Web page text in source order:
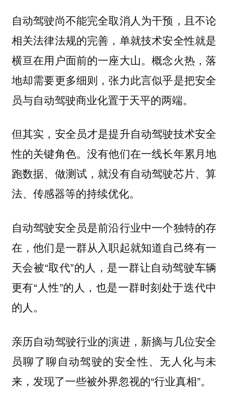
自动驾驶尚不能完全取消人为干预，且不论
相关法律法规的完善，单就技术安全性就是
横亘在用户面前的一座大山。概念火热，落
地却需要更多细则，张力此言似乎是把安全
员与自动驾驶商业化置于天平的两端。
但其实，安全员才是提升自动驾驶技术安全
性的关键角色。没有他们在一线长年累月地
跑数据、做测试，就没有自动驾驶芯片、算
法、传感器等的持续优化。
自动驾驶安全员是前沿行业中一个独特的存
在，他们是一群从入职起就知道自己终有一
天会被“取代”的人，是一群让自动驾驶车辆
更有“人性”的人，也是一群时刻处于迭代中
的人。
亲历自动驾驶行业的演进，新摘与几位安全
员聊了聊自动驾驶的安全性、无人化与未
来，发现了一些被外界忽视的“行业真相”。